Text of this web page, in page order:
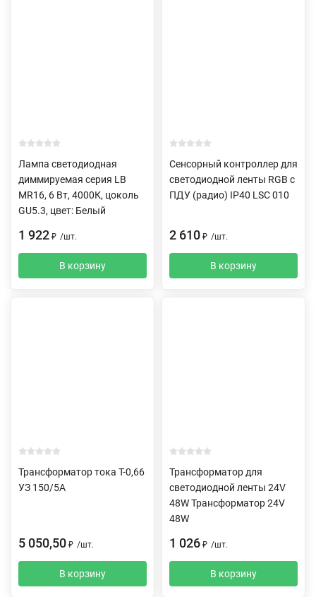
Лампа светодиодная
диммируемая серия LB
MR16, 6 Вт, 4000К, цоколь
GU5.3, цвет: Белый
1 922 ₽ /шт.
В корзину
Сенсорный контроллер для
светодиодной ленты RGB с
ПДУ (радио) IP40 LSC 010
2 610 ₽ /шт.
В корзину
Трансформатор тока Т-0,66
УЗ 150/5А
5 050,50 ₽ /шт.
В корзину
Трансформатор для
светодиодной ленты 24V
48W Трансформатор 24V
48W
1 026 ₽ /шт.
В корзину